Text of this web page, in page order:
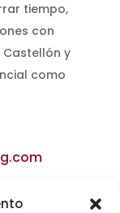
tiempo,
con
Castellón y
como